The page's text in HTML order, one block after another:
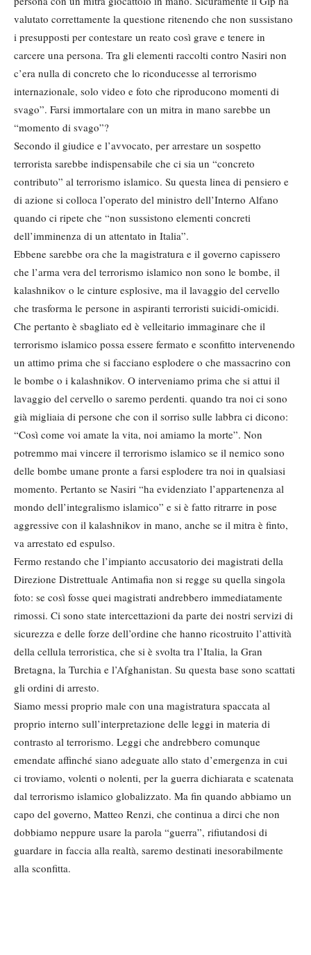
valutato correttamente la questione ritenendo che non sussistano
i presupposti per contestare un reato così grave e tenere in
carcere una persona. Tra gli elementi raccolti contro Nasiri non
c’era nulla di concreto che lo riconducesse al terrorismo
internazionale, solo video e foto che riproducono momenti di
svago”. Farsi immortalare con un mitra in mano sarebbe un
“momento di svago”?
Secondo il giudice e l’avvocato, per arrestare un sospetto
terrorista sarebbe indispensabile che ci sia un “concreto
contributo” al terrorismo islamico. Su questa linea di pensiero e
di azione si colloca l’operato del ministro dell’Interno Alfano
quando ci ripete che “non sussistono elementi concreti
dell’imminenza di un attentato in Italia”.
Ebbene sarebbe ora che la magistratura e il governo capissero
che l’arma vera del terrorismo islamico non sono le bombe, il
kalashnikov o le cinture esplosive, ma il lavaggio del cervello
che trasforma le persone in aspiranti terroristi suicidi-omicidi.
Che pertanto è sbagliato ed è velleitario immaginare che il
terrorismo islamico possa essere fermato e sconfitto intervenendo
un attimo prima che si facciano esplodere o che massacrino con
le bombe o i kalashnikov. O interveniamo prima che si attui il
lavaggio del cervello o saremo perdenti. quando tra noi ci sono
già migliaia di persone che con il sorriso sulle labbra ci dicono:
“Così come voi amate la vita, noi amiamo la morte”. Non
potremmo mai vincere il terrorismo islamico se il nemico sono
delle bombe umane pronte a farsi esplodere tra noi in qualsiasi
momento. Pertanto se Nasiri “ha evidenziato l’appartenenza al
mondo dell’integralismo islamico” e si è fatto ritrarre in pose
aggressive con il kalashnikov in mano, anche se il mitra è finto,
va arrestato ed espulso.
Fermo restando che l’impianto accusatorio dei magistrati della
Direzione Distrettuale Antimafia non si regge su quella singola
foto: se così fosse quei magistrati andrebbero immediatamente
rimossi. Ci sono state intercettazioni da parte dei nostri servizi di
sicurezza e delle forze dell’ordine che hanno ricostruito l’attività
della cellula terroristica, che si è svolta tra l’Italia, la Gran
Bretagna, la Turchia e l’Afghanistan. Su questa base sono scattati
gli ordini di arresto.
Siamo messi proprio male con una magistratura spaccata al
proprio interno sull’interpretazione delle leggi in materia di
contrasto al terrorismo. Leggi che andrebbero comunque
emendate affinché siano adeguate allo stato d’emergenza in cui
ci troviamo, volenti o nolenti, per la guerra dichiarata e scatenata
dal terrorismo islamico globalizzato. Ma fin quando abbiamo un
capo del governo, Matteo Renzi, che continua a dirci che non
dobbiamo neppure usare la parola “guerra”, rifiutandosi di
guardare in faccia alla realtà, saremo destinati inesorabilmente
alla sconfitta.